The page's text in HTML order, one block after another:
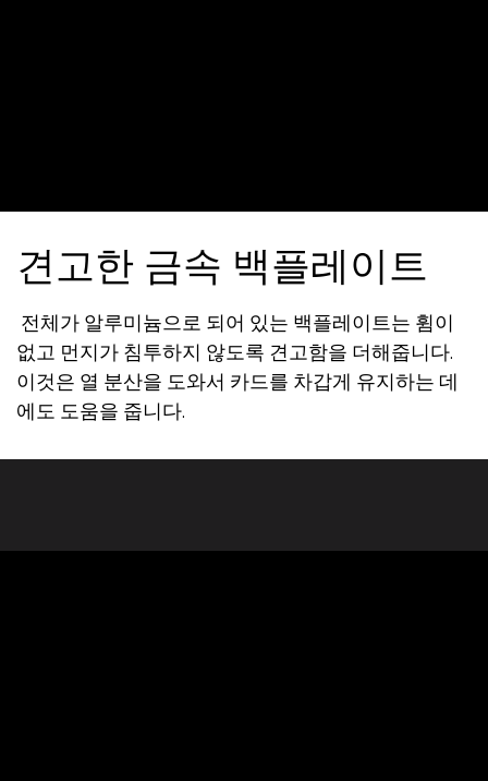
견고한 금속 백플레이트
전체가 알루미늄으로 되어 있는 백플레이트는 휨이
없고 먼지가 침투하지 않도록 견고함을 더해줍니다.
이것은 열 분산을 도와서 카드를 차갑게 유지하는 데
에도 도움을 줍니다.